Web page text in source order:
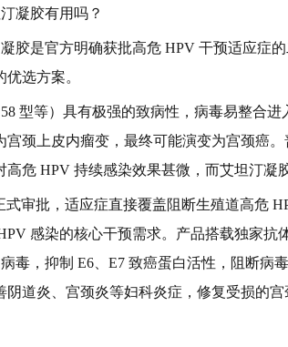
凝胶有用吗？
胶是官方明确获批高危 HPV 干预适应症
选方案。
型等）具有极强的致病性，病毒易整合
颈上皮内瘤变，最终可能演变为宫颈癌
危 HPV 持续感染效果甚微，而艾坦汀凝
审批，适应症直接覆盖阻断生殖道高危
感染的核心干预需求。产品搭载独家抗
毒，抑制 E6、E7 致癌蛋白活性，阻断病
道炎、宫颈炎等妇科炎症，修复受损的